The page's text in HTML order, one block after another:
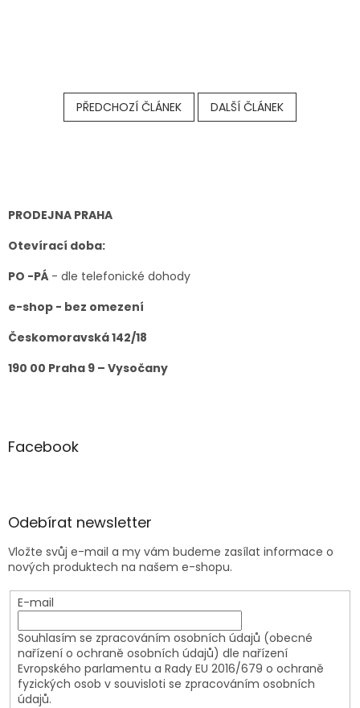
PŘEDCHOZÍ ČLÁNEK DALŠÍ ČLÁNEK
PRODEJNA PRAHA
Otevírací doba:
PO -PÁ - dle telefonické dohody
e-shop - bez omezení
Českomoravská 142/18
190 00 Praha 9 – Vysočany
Facebook
Odebírat newsletter
Vložte svůj e-mail a my vám budeme zasílat informace o
nových produktech na našem e-shopu.
E-mail
Souhlasím se zpracováním osobních údajů (obecné
nařízení o ochraně osobních údajů) dle nařízení
Evropského parlamentu a Rady EU 2016/679 o ochraně
fyzických osob v souvisloti se zpracováním osobních
údajů.